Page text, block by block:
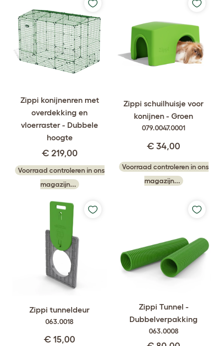
Zippi konijnenren met
overdekking en
vloerraster - Dubbele
hoogte
€ 219,00
Voorraad controleren in ons
magazijn...
Zippi schuilhuisje voor
konijnen - Groen
079.0047.0001
€ 34,00
Voorraad controleren in ons
magazijn...
Zippi tunneldeur
063.0018
€ 15,00
Zippi Tunnel -
Dubbelverpakking
063.0008